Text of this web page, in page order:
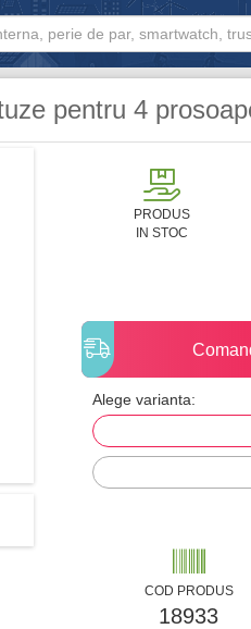
pentru 4
PRODUS
IN STOC
Alege varianta:
COD PRODUS
18933